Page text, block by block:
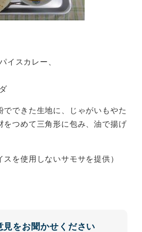
イスカレー、
でできた生地に、じゃがいもやた
をつめて三角形に包み、油で揚げ
スを使用しないサモサを提供）
見をお聞かせください